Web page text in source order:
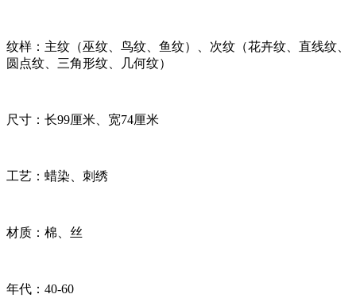
纹样：主纹（巫纹、鸟纹、鱼纹）、次纹（花卉纹、直线纹、
圆点纹、三角形纹、几何纹）
尺寸：长99厘米、宽74厘米
工艺：蜡染、刺绣
材质：棉、丝
年代：40-60